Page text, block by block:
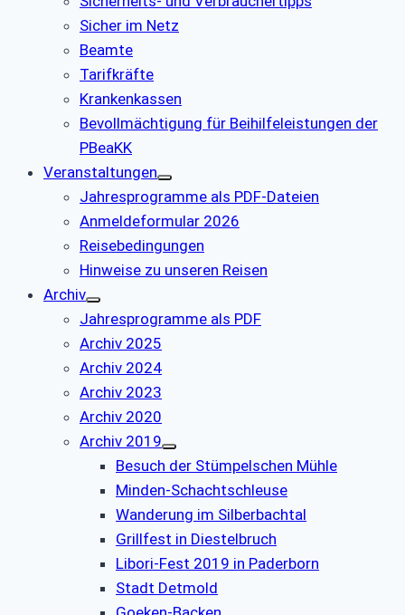
Sicher im Netz
Beamte
Tarifkräfte
Krankenkassen
Bevollmächtigung für Beihilfeleistungen der
PBeaKK
Veranstaltungen
Jahresprogramme als PDF-Dateien
Anmeldeformular 2026
Reisebedingungen
Hinweise zu unseren Reisen
Archiv
Jahresprogramme als PDF
Archiv 2025
Archiv 2024
Archiv 2023
Archiv 2020
Archiv 2019
Besuch der Stümpelschen Mühle
Minden-Schachtschleuse
Wanderung im Silberbachtal
Grillfest in Diestelbruch
Libori-Fest 2019 in Paderborn
Stadt Detmold